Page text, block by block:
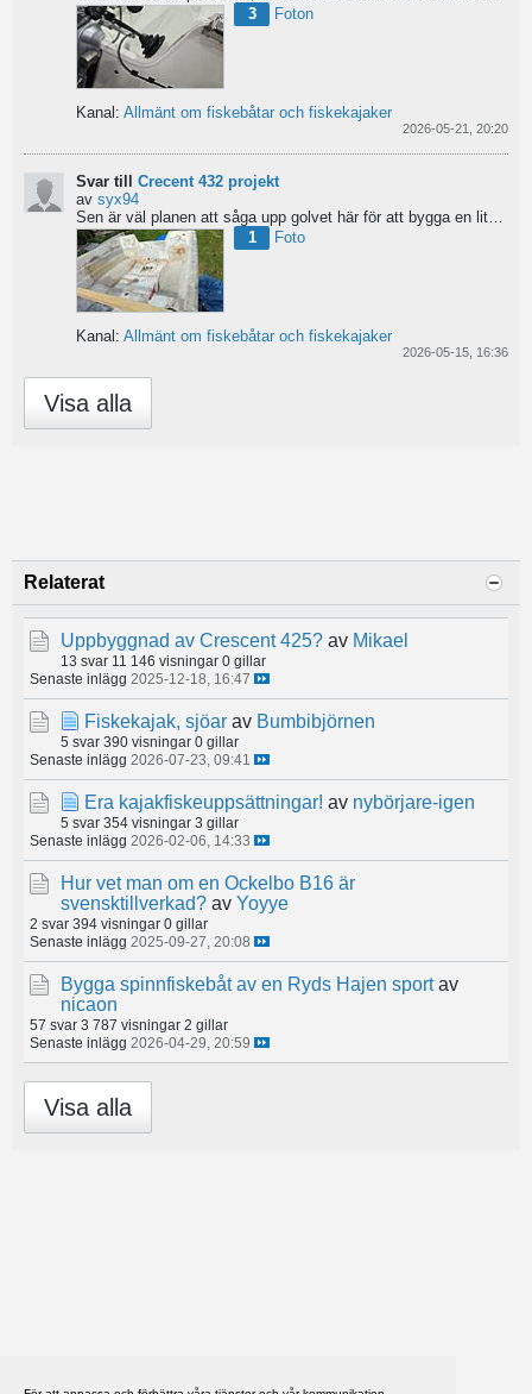
3
Foton
Kanal: Allmänt om fiskebåtar och fiskekajaker
2026-05-21, 20:20
Svar till Crecent 432 projekt
av syx94
1
Foto
Kanal: Allmänt om fiskebåtar och fiskekajaker
2026-05-15, 16:36
Visa alla
Relaterat
Uppbyggnad av Crescent 425? av Mikael
13 svar 11 146 visningar 0 gillar
Senaste inlägg 2025-12-18, 16:47
Fiskekajak, sjöar av Bumbibjörnen
5 svar 390 visningar 0 gillar
Senaste inlägg 2026-07-23, 09:41
Era kajakfiskeuppsättningar! av nybörjare-igen
5 svar 354 visningar 3 gillar
Senaste inlägg 2026-02-06, 14:33
Hur vet man om en Ockelbo B16 är
svensktillverkad? av Yoyye
2 svar 394 visningar 0 gillar
Senaste inlägg 2025-09-27, 20:08
Bygga spinnfiskebåt av en Ryds Hajen sport av
nicaon
57 svar 3 787 visningar 2 gillar
Senaste inlägg 2026-04-29, 20:59
Visa alla